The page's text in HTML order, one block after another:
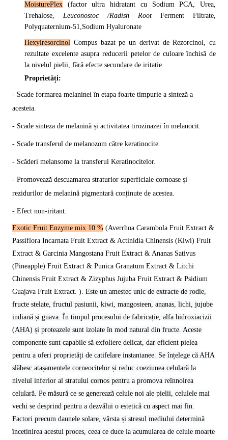
MoisturePlex (factor ultra hidratant cu Sodium PCA, Urea,
Trehalose, Leuconostoc /Radish Root Ferment Filtrate,
Polyquaternium-51,Sodium Hyaluronate
Hexylresorcinol Compus bazat pe un derivat de Rezorcinol, cu
rezultate excelente asupra reducerii petelor de culoare închisă de
la nivelul pielii, fără efecte secundare de iritație.
Proprietăți:
- Scade formarea melaninei în etapa foarte timpurie a sinteză a
acesteia.
- Scade sinteza de melanină și activitatea tirozinazei în melanocit.
- Scade transferul de melanozom către keratinocite.
- Scăderi melansome la transferul Keratinocitelor.
- Promovează descuamarea straturior superficiale cornoase și
rezidurilor de melanină pigmentară conținute de acestea.
- Efect non-iritant.
Exotic Fruit Enzyme mix 10 % (Averrhoa Carambola Fruit Extract &
Passiflora Incarnata Fruit Extract & Actinidia Chinensis (Kiwi) Fruit
Extract & Garcinia Mangostana Fruit Extract & Ananas Sativus
(Pineapple) Fruit Extract & Punica Granatum Extract & Litchi
Chinensis Fruit Extract & Zizyphus Jujuba Fruit Extract & Psidium
Guajava Fruit Extract. ). Este un amestec unic de extracte de rodie,
fructe stelate, fructul pasiunii, kiwi, mangosteen, ananas, lichi, jujube
indiană și guava. În timpul procesului de fabricație, alfa hidroxiacizii
(AHA) și proteazele sunt izolate în mod natural din fructe. Aceste
componente sunt capabile să exfoliere delicat, dar eficient pielea
pentru a oferi proprietăți de catifelare instantanee. Se înțelege că AHA
slăbesc atașamentele corneocitelor și reduc coeziunea celulară la
nivelul inferior al stratului cornos pentru a promova reînnoirea
celulară. Pe măsură ce se generează celule noi ale pielii, celulele mai
vechi se desprind pentru a dezvălui o estetică cu aspect mai fin.
Factori precum daunele solare, vârsta și stresul mediului determină
încetinirea acestui proces, ceea ce duce la acumularea de celule moarte